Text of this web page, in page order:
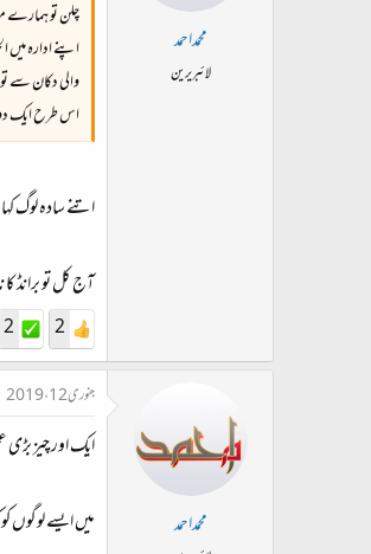
محمداحمد
لائبریرین
چلن تو ہمارے
اپنے ادارہ
والی دکان سے
اس طرح ایک
اتنے سادہ لوگ
آج کل تو برانڈ
2
2
محمداحمد
جنوری 12، 2019
ایک اور چیز بڑی
میں ایسے لوگوں